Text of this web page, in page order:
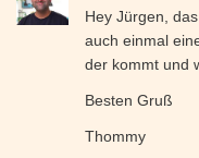
Hey Jürgen,
auch einmal
der kommt und
Besten Gruß
Thommy